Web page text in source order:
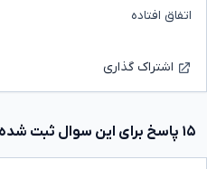
اتفاق افتاده
اشتراک گذاری
۱۵ پاسخ برای این سوال ثبت شده